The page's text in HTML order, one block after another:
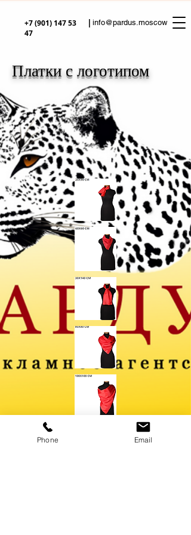
+7 (901) 147 53
47
| info@pardus.moscow
Платки с логотипом
Phone Email